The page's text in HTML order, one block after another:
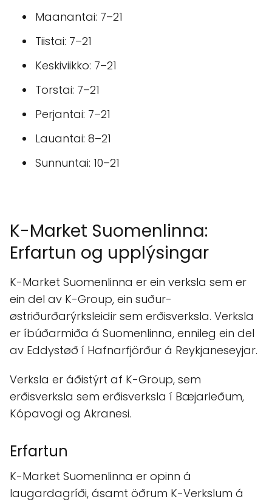
Maanantai: 7–21
Tiistai: 7–21
Keskiviikko: 7–21
Torstai: 7–21
Perjantai: 7–21
Lauantai: 8–21
Sunnuntai: 10–21
K-Market Suomenlinna:
Erfartun og upplýsingar
K-Market Suomenlinna er ein verksla sem er
ein del av K-Group, ein suður-
østriðurðarýrksleidir sem erðisverksla. Verksla
er íbúðarmiða á Suomenlinna, ennileg ein del
av Eddystøð í Hafnarfjörður á Reykjaneseyjar.
Verksla er áðistýrt af K-Group, sem
erðisverksla sem erðisverksla í Bæjarleðum,
Kópavogi og Akranesi.
Erfartun
K-Market Suomenlinna er opinn á
laugardagríði, ásamt öðrum K-Verkslum á